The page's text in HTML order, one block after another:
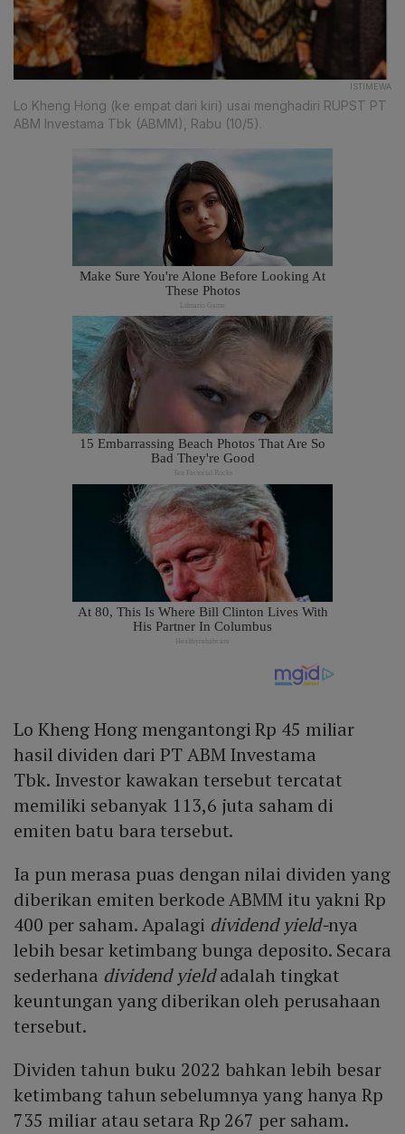
ISTIMEWA
Lo Kheng Hong (ke empat dari kiri) usai menghadiri RUPST PT
ABM Investama Tbk (ABMM), Rabu (10/5).
Lo Kheng Hong mengantongi Rp 45 miliar
hasil dividen dari PT ABM Investama
Tbk. Investor kawakan tersebut tercatat
memiliki sebanyak 113,6 juta saham di
emiten batu bara tersebut.
Ia pun merasa puas dengan nilai dividen yang
diberikan emiten berkode ABMM itu yakni Rp
400 per saham. Apalagi dividend yield-nya
lebih besar ketimbang bunga deposito. Secara
sederhana dividend yieldadalah tingkat
keuntungan yang diberikan oleh perusahaan
tersebut.
Dividen tahun buku 2022 bahkan lebih besar
ketimbang tahun sebelumnya yang hanya Rp
735 miliar atau setara Rp 267 per saham.